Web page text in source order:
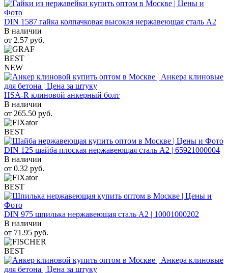
DIN 1587 гайка колпачковая высокая нержавеющая сталь А2
В наличии
от 2.57 руб.
BEST
NEW
HSA-R клиновой анкерный болт
В наличии
от 265.50 руб.
BEST
DIN 125 шайба плоская нержавеющая сталь A2 | 65921000004
В наличии
от 0.32 руб.
BEST
DIN 975 шпилька нержавеющая сталь A2 | 10001000202
В наличии
от 71.95 руб.
BEST